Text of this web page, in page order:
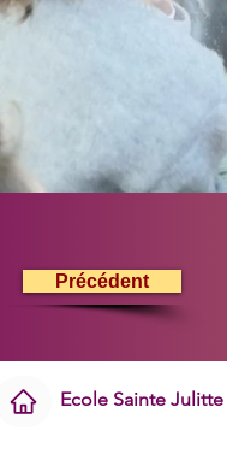
Précédent
Ecole Sainte Julitte